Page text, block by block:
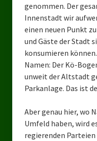
Kreisverband Neuss
Kreisverband Erkrath
Kreisverband Duisburg
Kreisverband
Kreisverband
Kreisverband Bottrop
genommen. Der
Innenstadt wir
einen neuen Punkt
und Gäste der Stadt
konsumieren
Namen: Der Kö-
unweit der Altstadt
Parkanlage. Das ist
Aber genau hier, wo
Umfeld haben, wird
regierenden